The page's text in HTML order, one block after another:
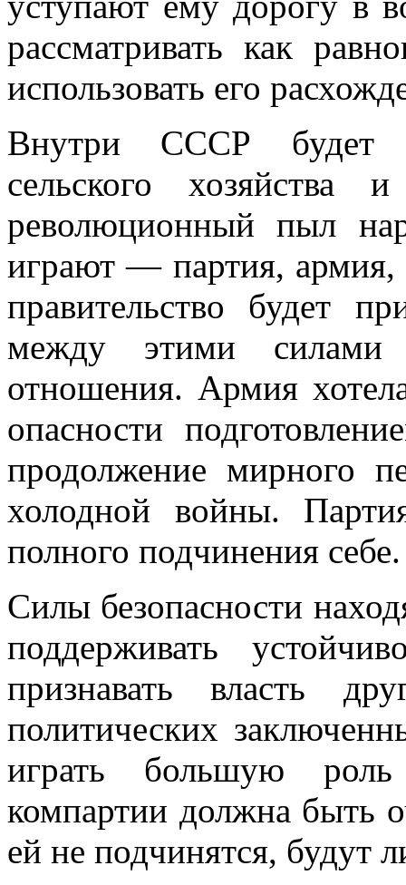
рассматривать как
использовать его
Внутри СССР будет
сельского хозяйства
революционный пыл
играют — партия,
правительство будет
между этими силами
отношения. Армия
опасности
продолжение мирного
холодной войны.
полного подчине­ния себе.
Силы безопасности
поддержи­вать
признавать власть
политических
иг­рать большую
компартии должна быть
ей не подчинятся, будут